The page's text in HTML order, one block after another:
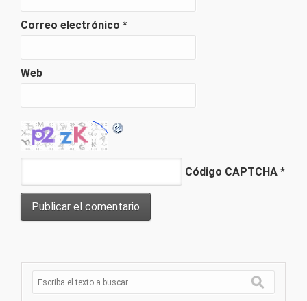
Correo electrónico *
Web
Código CAPTCHA *